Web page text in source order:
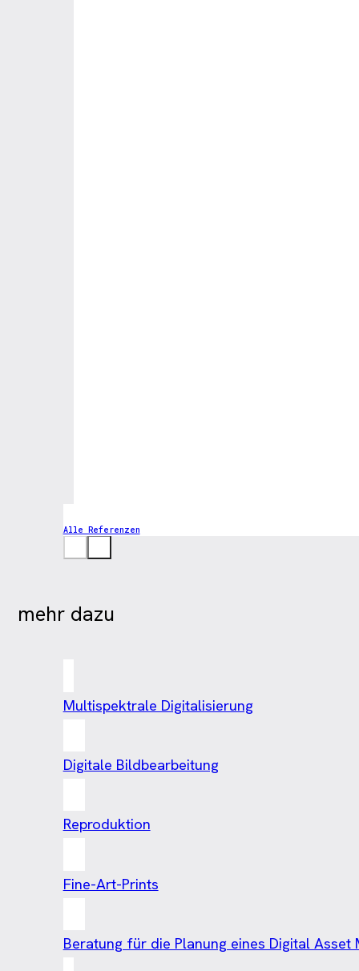
Alle Referenzen
mehr dazu
Multispektrale Digitalisierung
Digitale Bildbearbeitung
Reproduktion
Fine-Art-Prints
Beratung für die Planung eines Digital Asset